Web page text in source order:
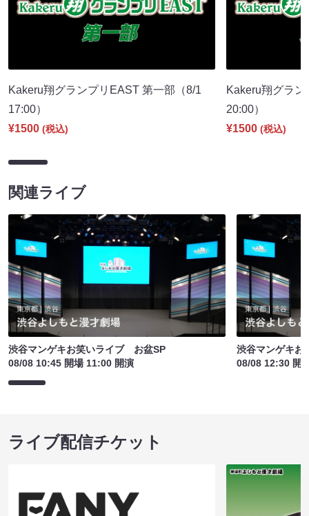
Kakeru翔グランプリEAST 第一部（8/1
17:00）
¥1500 (税込)
Kakeru翔グラ
20:00）
¥1500 (税込)
関連ライブ
渋谷マンゲキお笑いライブ お盆SP
08/08 10:45 開場 11:00 開演
渋谷マンゲキ
08/08 12:30 開
ライブ配信チケット